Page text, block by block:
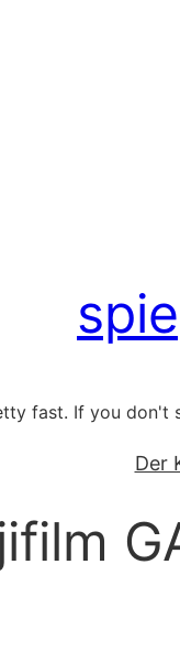
fast. If you don't
Der